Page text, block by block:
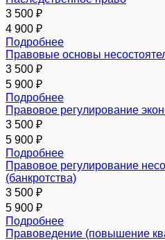
3 500 ₽
4 900 ₽
Подробнее
Правовые основы
3 500 ₽
5 900 ₽
Подробнее
Правовое регулирование
3 500 ₽
5 900 ₽
Подробнее
Правовое регулирование
(банкротства)
3 500 ₽
5 900 ₽
Подробнее
Правоведение (повышение